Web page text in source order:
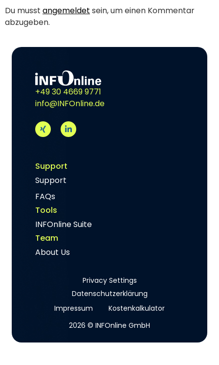
Du musst angemeldet sein, um einen Kommentar
abzugeben.
+49 30 4669 9771
info@INFOnline.de
Support
Support
FAQs
Tools
INFOnline Suite
Team
About Us
Privacy Settings
Datenschutzerklärung
Impressum
Kostenkalkulator
2026 © INFOnline GmbH